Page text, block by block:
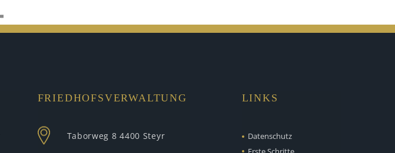
FRIEDHOFSVERWALTUNG
Taborweg 8 4400 Steyr
LINKS
Datenschutz